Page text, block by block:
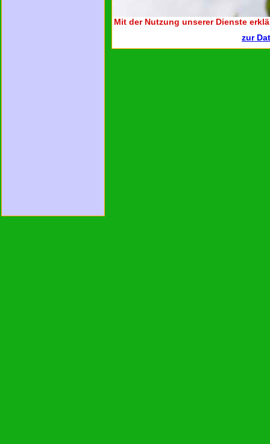
Mit der Nutzung unserer Dienste
zur